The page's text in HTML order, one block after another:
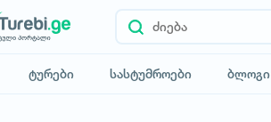
ტურები სასტუმროები ბლოგი